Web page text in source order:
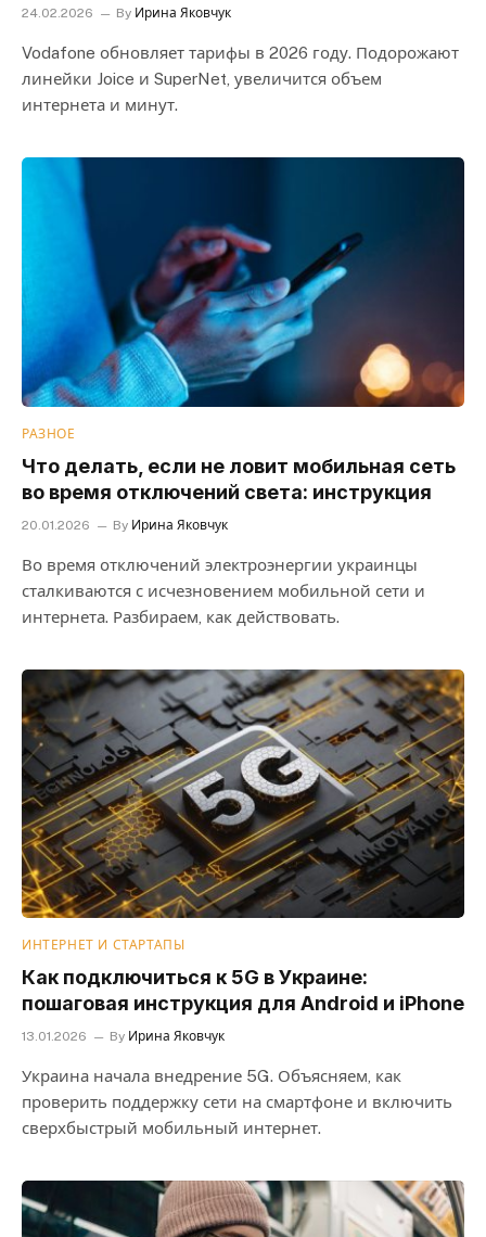
24.02.2026 By Ирина Яковчук
Vodafone обновляет тарифы в 2026 году. Подорожают
линейки Joice и SuperNet, увеличится объем
интернета и минут.
РАЗНОЕ
Что делать, если не ловит мобильная сеть
во время отключений света: инструкция
20.01.2026 By Ирина Яковчук
Во время отключений электроэнергии украинцы
сталкиваются с исчезновением мобильной сети и
интернета. Разбираем, как действовать.
ИНТЕРНЕТ И СТАРТАПЫ
Как подключиться к 5G в Украине:
пошаговая инструкция для Android и iPhone
13.01.2026 By Ирина Яковчук
Украина начала внедрение 5G. Объясняем, как
проверить поддержку сети на смартфоне и включить
сверхбыстрый мобильный интернет.